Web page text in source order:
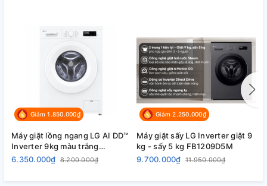
Giảm 1.850.000₫
Máy giặt lồng ngang LG AI DD™
Inverter 9kg màu trắng
FB1209S6W
6.350.000₫ 8.200.000₫
Giảm 2.250.000₫
Máy giặt sấy LG Inverter giặt 9
kg - sấy 5 kg FB1209D5M
9.700.000₫ 11.950.000₫